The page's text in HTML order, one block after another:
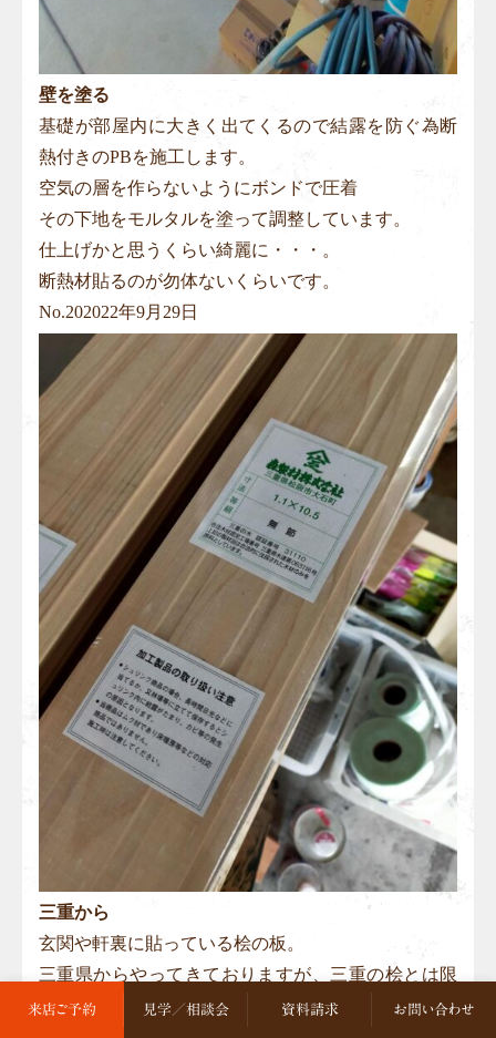
壁を塗る
基礎が部屋内に大きく出てくるので結露を防ぐ為断
熱付きのPBを施工します。
空気の層を作らないようにボンドで圧着
その下地をモルタルを塗って調整しています。
仕上げかと思うくらい綺麗に・・・。
断熱材貼るのが勿体ないくらいです。
No.202022年9月29日
三重から
玄関や軒裏に貼っている桧の板。
三重県からやってきておりますが、三重の桧とは限
りません。
来店ご予約 見学／相談会 資料請求 お問い合わせ